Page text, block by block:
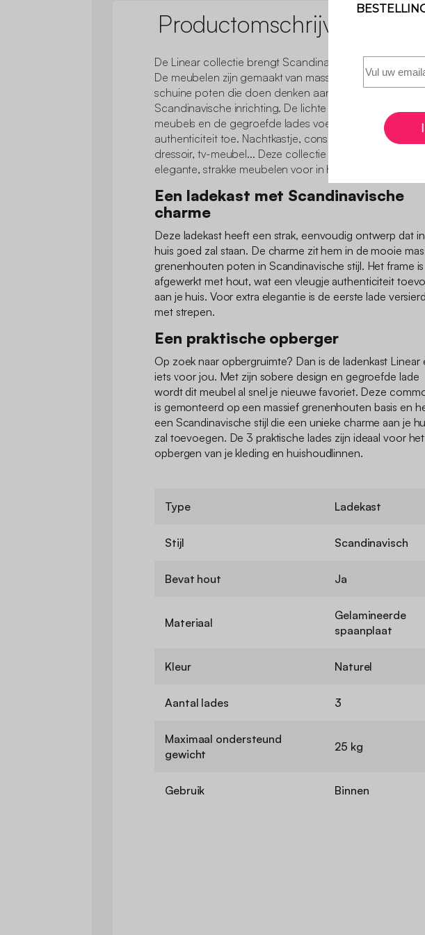
Productomschrijving
De Linear collectie brengt Scandinavische charme in
De meubelen zijn gemaakt van massief grenen en
schuine poten die doen denken aan de trendy
Scandinavische inrichting. De lichte houtkleur van de
meubels en de gegroefde lades voegen een vleugje
authenticiteit toe. Nachtkastje, console, boekenkast,
dressoir, tv-meubel... Deze collectie biedt je een selectie
elegante, strakke meubelen voor in huis.
Een ladekast met Scandinavische
charme
Deze ladekast heeft een strak, eenvoudig ontwerp dat
huis goed zal staan. De charme zit hem in de mooie
grenenhouten poten in Scandinavische stijl. Het frame is
afgewerkt met hout, wat een vleugje authenticiteit
aan je huis. Voor extra elegantie is de eerste lade versierd
met strepen.
Een praktische opberger
Op zoek naar opbergruimte? Dan is de ladenkast Linear
iets voor jou. Met zijn sobere design en gegroefde lade
wordt dit meubel al snel je nieuwe favoriet. Deze
is gemonteerd op een massief grenenhouten basis en
een Scandinavische stijl die een unieke charme aan je
zal toevoegen. De 3 praktische lades zijn ideaal voor het
opbergen van je kleding en huishoudlinnen.
Type Ladekast
Stijl Scandinavisch
Bevat hout Ja
Materiaal
Gelamineerde
spaanplaat
Kleur Naturel
Aantal lades 3
Maximaal ondersteund
gewicht
25 kg
Gebruik Binnen